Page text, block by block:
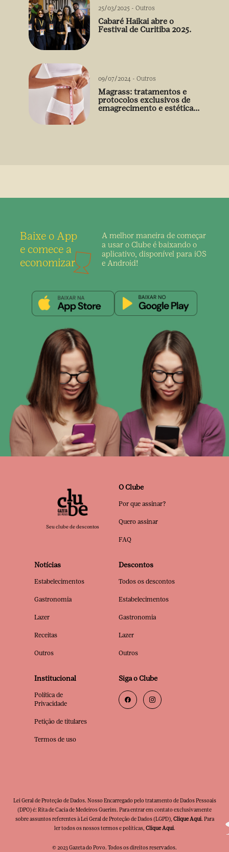
Clube Premia
25/03/2025 - Outros
Cabaré Haikai abre o
Festival de Curitiba 2025.
09/07/2024 - Outros
Magrass: tratamentos e
protocolos exclusivos de
emagrecimento e estética
Baixe o App
e comece a
economizar
A melhor maneira de começar
a usar o Clube é baixando o
aplicativo, disponível para iOS
e Android!
Seu clube de descontos
O Clube
Por que assinar?
Quero assinar
FAQ
Notícias
Estabelecimentos
Gastronomia
Lazer
Receitas
Outros
Descontos
Todos os descontos
Estabelecimentos
Gastronomia
Lazer
Outros
Institucional
Política de
Privacidade
Petição de titulares
Termos de uso
Siga o Clube
Lei Geral de Proteção de Dados. Nosso Encarregado pelo tratamento de Dados Pessoais
(DPO) é: Rita de Cacia de Medeiros Guerim. Para entrar em contato exclusivamente
sobre assuntos referentes à Lei Geral de Proteção de Dados (LGPD), Clique Aqui. Para
ler todos os nossos termos e políticas, Clique Aqui.
© 2023 Gazeta do Povo. Todos os direitos reservados.